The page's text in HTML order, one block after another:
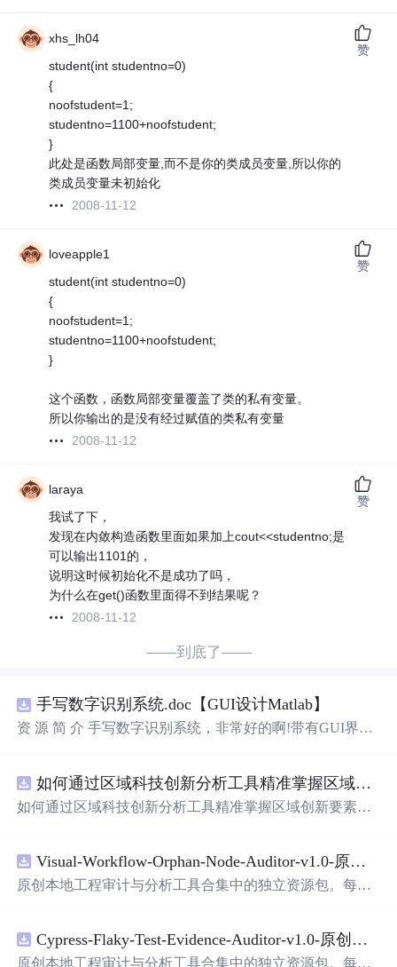
xhs_lh04
student(int studentno=0)
{
noofstudent=1;
studentno=1100+noofstudent;
}
此处是函数局部变量,而不是你的类成员变量,所以你的
类成员变量未初始化
2008-11-12
赞
loveapple1
student(int studentno=0)
{
noofstudent=1;
studentno=1100+noofstudent;
}
这个函数，函数局部变量覆盖了类的私有变量。
所以你输出的是没有经过赋值的类私有变量
2008-11-12
赞
laraya
我试了下，
发现在内敛构造函数里面如果加上cout<<studentno;是
可以输出1101的，
说明这时候初始化不是成功了吗，
为什么在get()函数里面得不到结果呢？
2008-11-12
赞
——到底了——
手写数字识别系统.doc【GUI设计Matlab】
资 源 简 介 手写数字识别系统，非常好的啊!带有GUI界
带有直观的图形用户界面（GUI），非常容易使用。你只
需要将手写数字输入系统，它将立即给出准确的识别结
是一个非常方便和实用的工具，你一定会喜欢它的！
如何通过区域科技创新分析工具精准掌握区域创新要素分布与产业链融合现状？.docx
如何通过区域科技创新分析工具精准掌握区域创新要素分
Visual-Workflow-Orphan-Node-Auditor-v1.0-原创源码与文档.zip
原创本地工程审计与分析工具合集中的独立资源包。每个
README、运行说明、功能清单、MIT License及原创与授
权声明。解压后进入project目录，执行npm test验证算法，
Cypress-Flaky-Test-Evidence-Auditor-v1.0-原创源码与文档.zip
原创本地工程审计与分析工具合集中的独立资源包。每个